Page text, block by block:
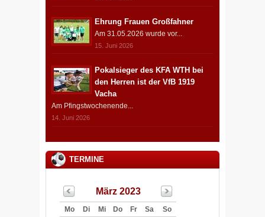
Ehrung Frauen Großfahner
Am 31.05.2026 wurde vor...
15. Juni 2026
Pokalsieger des KFA WTH bei
den Herren ist der VfB 1919
Vacha
Am Pfingstwochenende...
14. Juni 2026
TERMINE
März 2023
Mo Di Mi Do Fr Sa
So